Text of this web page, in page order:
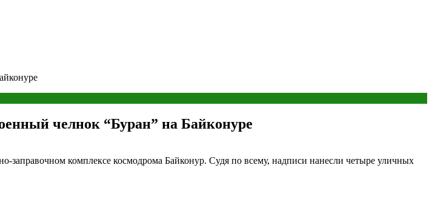
челнок “Буран” на Байконуре
заправочном комплексе космодрома Байконур. Судя по всему, надписи нанесли четыре уличных